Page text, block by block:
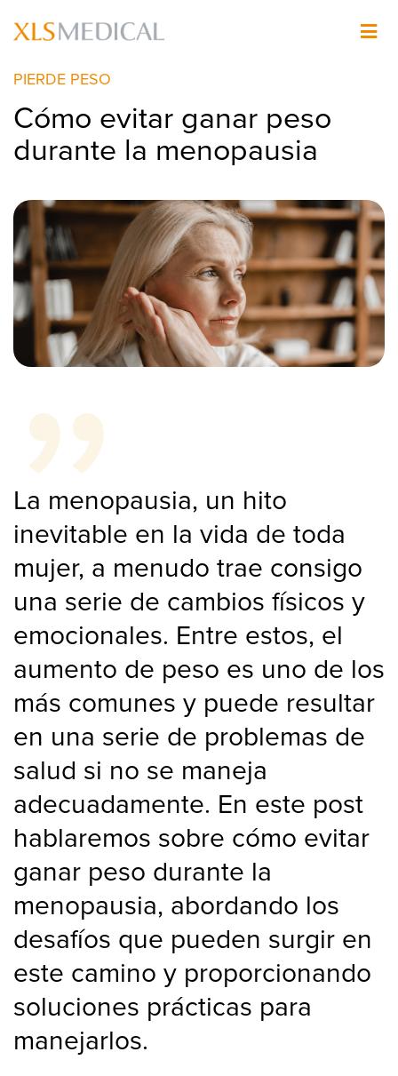
contenido
principal
Imagen
PIERDE PESO
Cómo evitar ganar peso
durante la menopausia
La menopausia, un hito
inevitable en la vida de toda
mujer, a menudo trae consigo
una serie de cambios físicos y
emocionales. Entre estos, el
aumento de peso es uno de los
más comunes y puede resultar
en una serie de problemas de
salud si no se maneja
adecuadamente. En este post
hablaremos sobre cómo evitar
ganar peso durante la
menopausia, abordando los
desafíos que pueden surgir en
este camino y proporcionando
soluciones prácticas para
manejarlos.